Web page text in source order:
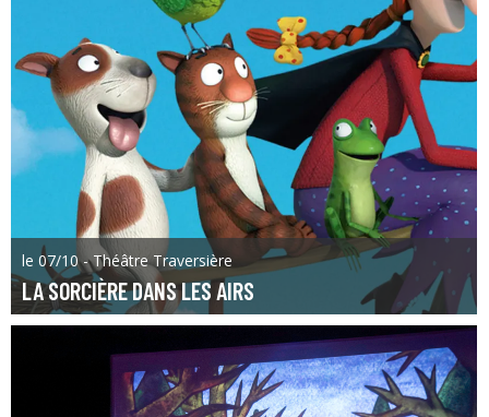
le 07/10 - Théâtre Traversière
LA SORCIÈRE DANS LES AIRS